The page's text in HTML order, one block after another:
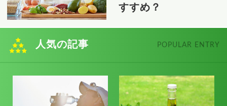
すすめ？
人気の記事 POPULAR ENTRY